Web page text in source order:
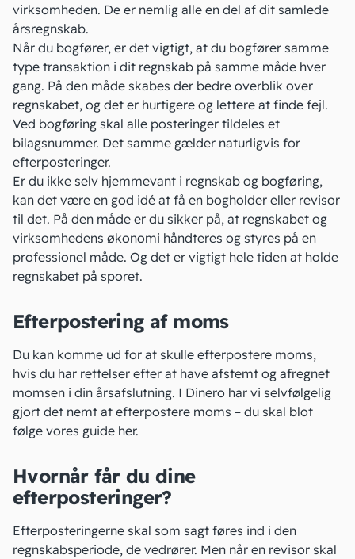
virksomheden. De er nemlig alle en del af dit samlede
årsregnskab.
Når du bogfører, er det vigtigt, at du bogfører samme
type transaktion i dit regnskab på samme måde hver
gang. På den måde skabes der bedre overblik over
regnskabet, og det er hurtigere og lettere at finde fejl.
Ved bogføring skal alle posteringer tildeles et
bilagsnummer. Det samme gælder naturligvis for
efterposteringer.
Er du ikke selv hjemmevant i regnskab og bogføring,
kan det være en god idé at få en bogholder eller revisor
til det. På den måde er du sikker på, at regnskabet og
virksomhedens økonomi håndteres og styres på en
professionel måde. Og det er vigtigt hele tiden at holde
regnskabet på sporet.
Efterpostering af moms
Du kan komme ud for at skulle efterpostere moms,
hvis du har rettelser efter at have afstemt og afregnet
momsen i din årsafslutning. I Dinero har vi selvfølgelig
gjort det nemt at efterpostere moms – du skal blot
følge vores guide her.
Hvornår får du dine
efterposteringer?
Efterposteringerne skal som sagt føres ind i den
regnskabsperiode, de vedrører. Men når en revisor skal